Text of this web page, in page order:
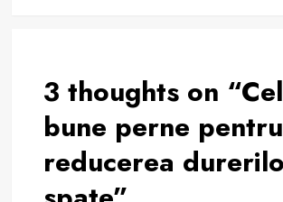
3 thoughts on “
bune perne pentru
reducerea